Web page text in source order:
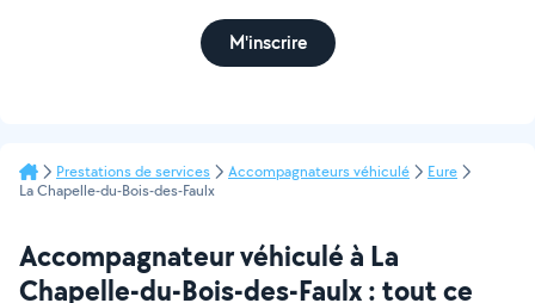
M'inscrire
Prestations de services Accompagnateurs véhiculé
Eure
La Chapelle-du-Bois-des-Faulx
Accompagnateur véhiculé à La
Chapelle-du-Bois-des-Faulx : tout ce